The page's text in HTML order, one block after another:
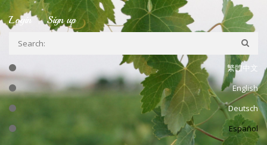
Ir a la navegación
Pasar al contenido principal
Login Sign up
繁體中文
English
Deutsch
Español